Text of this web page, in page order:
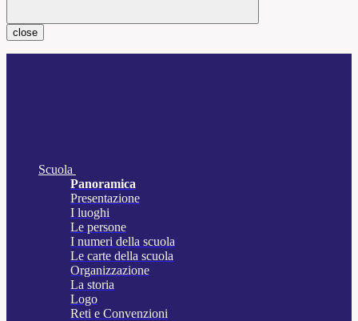
close
Scuola
Panoramica
Presentazione
I luoghi
Le persone
I numeri della scuola
Le carte della scuola
Organizzazione
La storia
Logo
Reti e Convenzioni